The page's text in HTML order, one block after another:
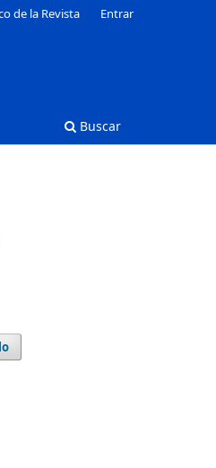
Buscar
de la Revista Entrar